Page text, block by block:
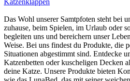
Katzenklappen
Das Wohl unserer Samtpfoten steht bei
zuhause, beim Spielen, im Urlaub oder
begleiten uns und bereichern unser
Weise. Bei uns findest du Produkte, die
Situationen abgestimmt sind. Entdecke
Katzenbetten oder kuscheligen Decken
deine Katze. Unsere Produkte bieten